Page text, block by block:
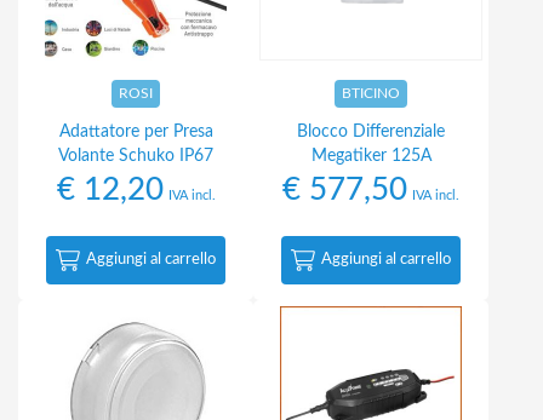
ROSI
Adattatore per Presa
Volante Schuko IP67
€12,20 IVA incl.
Aggiungi al carrello
BTICINO
Blocco Differenziale
Megatiker 125A
€ 577,50 IVA incl.
Aggiungi al carrello